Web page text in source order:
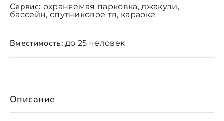
Описание
Сервис: охраняемая парковка, джакузи,
бассейн, спутниковое тв, караоке
Вместимость: до 25 человек